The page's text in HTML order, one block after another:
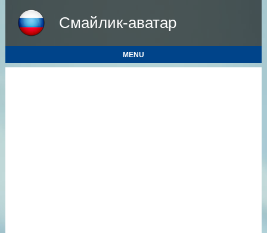
Смайлик-аватар
MENU